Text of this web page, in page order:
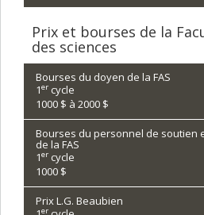
Prix et bourses de la
des sciences
Bourses du doyen de la FAS
1er cycle
1000 $ à 2000 $
Bourses du personnel de soutien
de la FAS
1er cycle
1000 $
Prix L.G. Beaubien
er